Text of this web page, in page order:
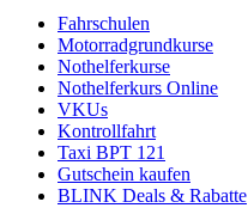
Fahrschulen
Motorradgrundkurse
Nothelferkurse
Nothelferkurs Online
VKUs
Kontrollfahrt
Taxi BPT 121
Gutschein kaufen
BLINK Deals & Rabatte